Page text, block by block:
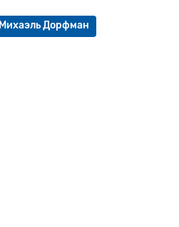
Михаэль Дорфман